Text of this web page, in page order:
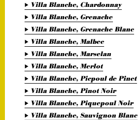
Villa Blanche, Chardonnay
Villa Blanche, Grenache
Villa Blanche, Grenache Blanc
Villa Blanche, Malbec
Villa Blanche, Marselan
Villa Blanche, Merlot
Villa Blanche, Picpoul de Pinet
Villa Blanche, Pinot Noir
Villa Blanche, Piquepoul Noir
Villa Blanche, Sauvignon Blanc